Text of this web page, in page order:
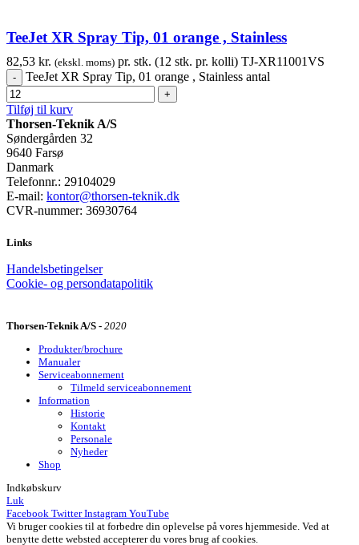
TeeJet XR Spray Tip, 01 orange , Stainless
82,53 kr. (ekskl. moms) pr. stk. (12 stk. pr. kolli) TJ-XR11001VS
TeeJet XR Spray Tip, 01 orange , Stainless antal
Tilføj til kurv
Thorsen-Teknik A/S
Søndergården 32
9640 Farsø
Danmark
Telefonnr.: 29104029
E-mail: kontor@thorsen-teknik.dk
CVR-nummer: 36930764
Links
Handelsbetingelser
Cookie- og persondatapolitik
Thorsen-Teknik A/S - 2020
Produkter/brochure
Manualer
Serviceabonnement
Tilmeld serviceabonnement
Information
Historie
Kontakt
Personale
Nyheder
Shop
Indkøbskurv
Luk
Facebook Twitter Instagram YouTube
Vi bruger cookies til at forbedre din oplevelse på vores hjemmeside. Ved at
benytte dette websted accepterer du vores brug af cookies.